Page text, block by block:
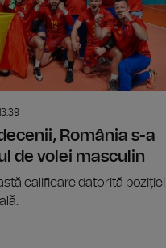
România s-a
de volei masculin
calificare datorită poziției